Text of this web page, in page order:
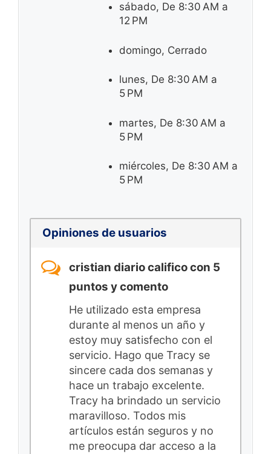
sábado, De 8:30 AM a
12 PM
domingo, Cerrado
lunes, De 8:30 AM a
5 PM
martes, De 8:30 AM a
5 PM
miércoles, De 8:30 AM a
5 PM
Opiniones de usuarios
cristian diario califico con 5
puntos y comento
He utilizado esta empresa
durante al menos un año y
estoy muy satisfecho con el
servicio. Hago que Tracy se
sincere cada dos semanas y
hace un trabajo excelente.
Tracy ha brindado un servicio
maravilloso. Todos mis
artículos están seguros y no
me preocupa dar acceso a la